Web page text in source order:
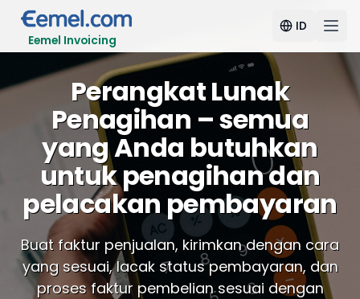
Eemel Invoicing
ID
Perangkat Lunak
Penagihan – semua
yang Anda butuhkan
untuk penagihan dan
pelacakan pembayaran
Buat faktur penjualan, kirimkan dengan cara
yang sesuai, lacak status pembayaran, dan
proses faktur pembelian sesuai dengan